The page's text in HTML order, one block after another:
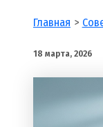
Главная
18 марта, 2026